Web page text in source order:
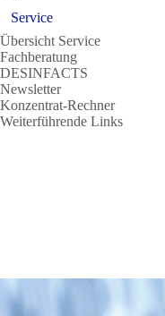
Service
Übersicht Service
Fachberatung
DESINFACTS
Newsletter
Konzentrat-Rechner
Weiterführende Links